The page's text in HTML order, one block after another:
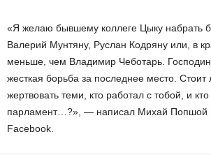
«Я желаю бывшему коллеге Цыку набрать
Валерий Мунтяну, Руслан Кодряну или, в
меньше, чем Владимир Чеботарь.
жесткая борьба за последнее место. Стоит
жертвовать теми, кто работал с тобой, и
парламент…?», — написал Михай Попшой
Facebook.